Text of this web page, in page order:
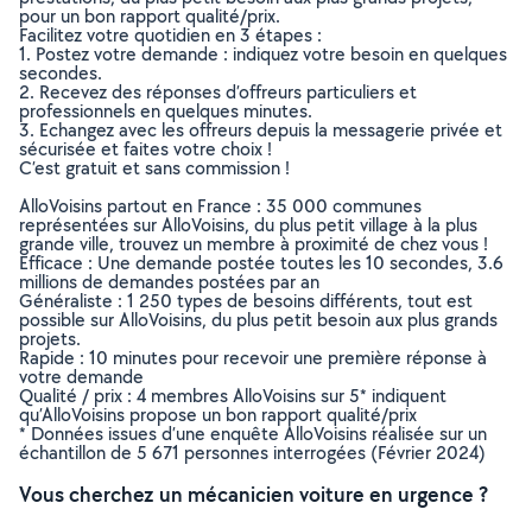
pour un bon rapport qualité/prix.
Facilitez votre quotidien en 3 étapes :
1. Postez votre demande : indiquez votre besoin en quelques
secondes.
2. Recevez des réponses d’offreurs particuliers et
professionnels en quelques minutes.
3. Echangez avec les offreurs depuis la messagerie privée et
sécurisée et faites votre choix !
C’est gratuit et sans commission !
AlloVoisins partout en France : 35 000 communes
représentées sur AlloVoisins, du plus petit village à la plus
grande ville, trouvez un membre à proximité de chez vous !
Efficace : Une demande postée toutes les 10 secondes, 3.6
millions de demandes postées par an
Généraliste : 1 250 types de besoins différents, tout est
possible sur AlloVoisins, du plus petit besoin aux plus grands
projets.
Rapide : 10 minutes pour recevoir une première réponse à
votre demande
Qualité / prix : 4 membres AlloVoisins sur 5* indiquent
qu’AlloVoisins propose un bon rapport qualité/prix
* Données issues d’une enquête AlloVoisins réalisée sur un
échantillon de 5 671 personnes interrogées (Février 2024)
Vous cherchez un mécanicien voiture en urgence ?